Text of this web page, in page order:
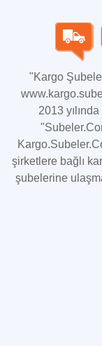
"Kargo
2013
şirketlere bağlı
şubelerine